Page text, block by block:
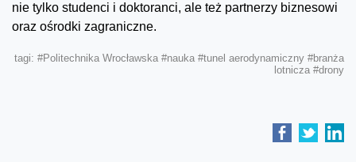
nie tylko studenci i doktoranci, ale też partnerzy biznesowi
oraz ośrodki zagraniczne.
tagi: #Politechnika Wrocławska #nauka #tunel aerodynamiczny #branża
lotnicza #drony